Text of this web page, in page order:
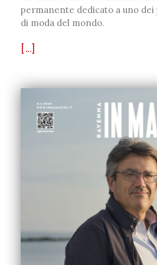
permanente dedicato a uno
di moda del mondo.
[...]